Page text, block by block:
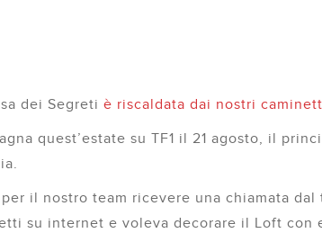
dei Segreti è riscaldata dai nostri
quest’estate su TF1 il 21 agosto, il
il nostro team ricevere una chiamata
su internet e voleva decorare il Loft con